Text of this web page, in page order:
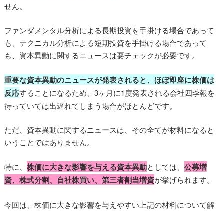
せん。
ファンダメンタル分析による長期投資を手掛ける場合であって
も、テクニカル分析による短期投資を手掛ける場合であって
も、資本異動に関するニュースは要チェックが必要です。
重要な資本異動のニュースが発表されると、ほぼ即座に株価は
反応することになるため、3ヶ月に1度発表される会社四季報を
待っていては出遅れてしまう場合がほとんどです。
ただ、資本異動に関するニュースは、その全てが材料になると
いうことではありません。
特に、 株価に大きな影響を与える資本異動としては、 公募増
資、株式分割、自社株買い、第三者割当増資が挙げられます。
今回は、株価に大きな影響を与えやすい上記の材料について解